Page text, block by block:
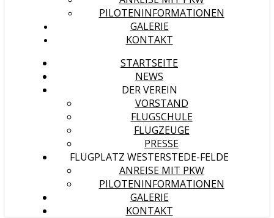
PILOTENINFORMATIONEN
GALERIE
KONTAKT
STARTSEITE
NEWS
DER VEREIN
VORSTAND
FLUGSCHULE
FLUGZEUGE
PRESSE
FLUGPLATZ WESTERSTEDE-FELDE
ANREISE MIT PKW
PILOTENINFORMATIONEN
GALERIE
KONTAKT